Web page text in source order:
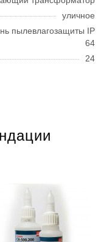
уличное
пылевлагозащиты IP
64
24